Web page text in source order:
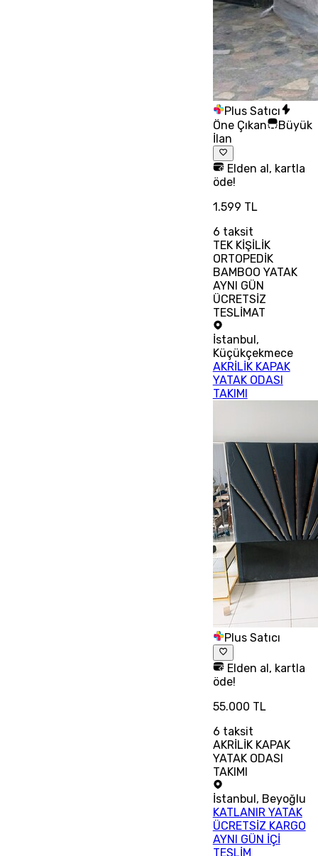
Plus Satıcı
Öne Çıkan
Büyük
İlan
Elden al, kartla
öde!
1.599 TL
6 taksit
TEK KİŞİLİK
ORTOPEDİK
BAMBOO YATAK
AYNI GÜN
ÜCRETSİZ
TESLİMAT
İstanbul ,
Küçükçekmece
AKRİLİK KAPAK
YATAK ODASI
TAKIMI
Plus Satıcı
Elden al, kartla
öde!
55.000 TL
6 taksit
AKRİLİK KAPAK
YATAK ODASI
TAKIMI
İstanbul, Beyoğlu
KATLANIR YATAK
ÜCRETSİZ KARGO
AYNI GÜN İÇİ
TESLİM